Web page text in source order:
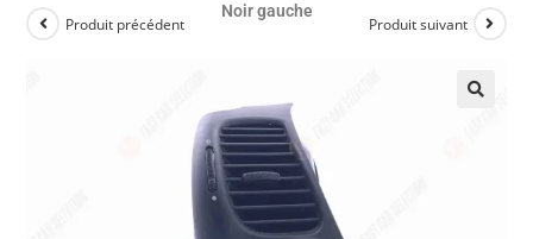
Noir gauche
Produit précédent Produit suivant